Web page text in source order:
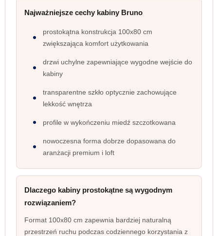
Najważniejsze cechy kabiny Bruno
prostokątna konstrukcja 100x80 cm
zwiększająca komfort użytkowania
drzwi uchylne zapewniające wygodne wejście do
kabiny
transparentne szkło optycznie zachowujące
lekkość wnętrza
profile w wykończeniu miedź szczotkowana
nowoczesna forma dobrze dopasowana do
aranżacji premium i loft
Dlaczego kabiny prostokątne są wygodnym
rozwiązaniem?
Format 100x80 cm zapewnia bardziej naturalną
przestrzeń ruchu podczas codziennego korzystania z